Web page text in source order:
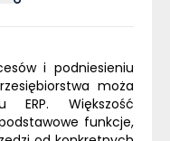
i podniesieniu
moża
ERP. Większość
funkcje,